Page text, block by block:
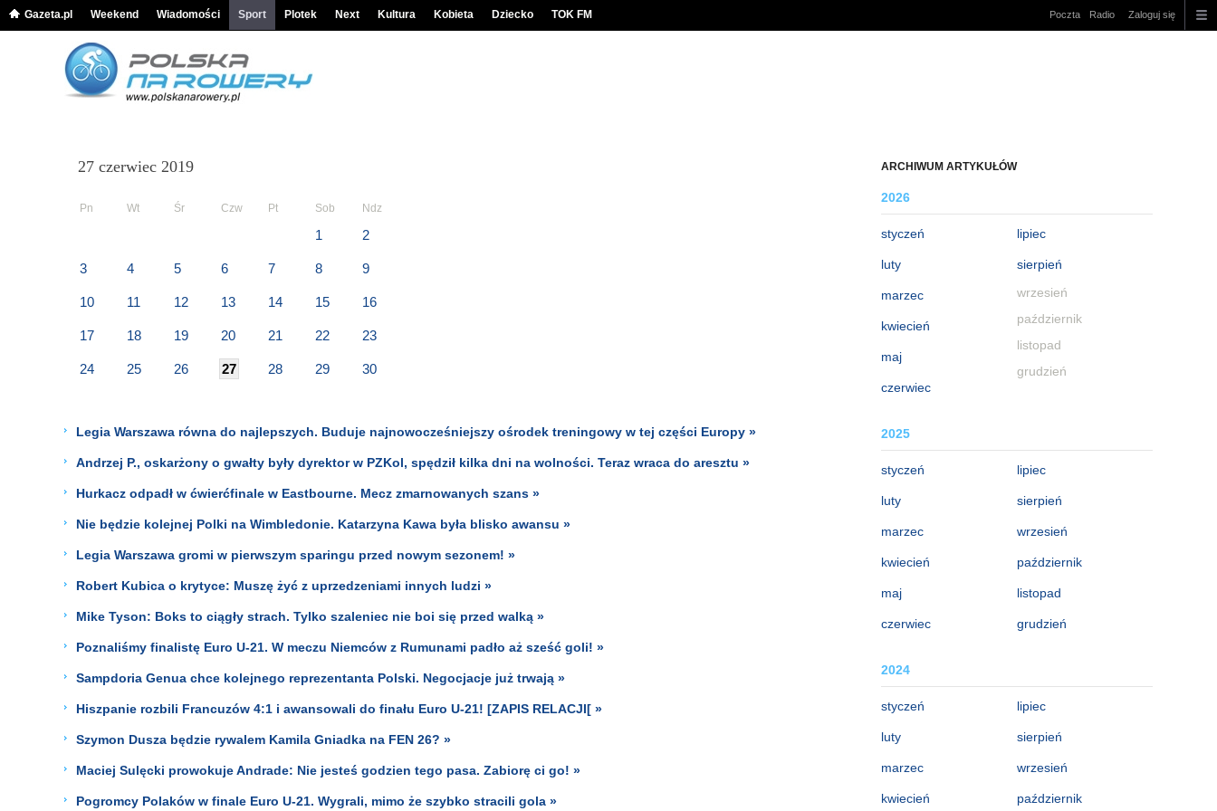
Gazeta.pl Weekend Wiadomości Sport Plotek Next Kultura Kobieta Dziecko TOK FM Poczta Radio Zaloguj się
ARCHIWUM ARTYKUŁÓW
2026
styczeń
luty
marzec
kwiecień
maj
czerwiec
lipiec
sierpień
wrzesień
październik
listopad
grudzień
2025
styczeń
luty
marzec
kwiecień
maj
czerwiec
lipiec
sierpień
wrzesień
październik
listopad
grudzień
2024
styczeń
luty
marzec
kwiecień
lipiec
sierpień
wrzesień
październik
27 czerwiec 2019
Pn Wt Śr Czw Pt Sob Ndz
1 2
3 4 5 6 7 8 9
10 11 12 13 14 15 16
17 18 19 20 21 22 23
24 25 26 27 28 29 30
Legia Warszawa równa do najlepszych. Buduje najnowocześniejszy ośrodek treningowy w tej części Europy »
Andrzej P., oskarżony o gwałty były dyrektor w PZKol, spędził kilka dni na wolności. Teraz wraca do aresztu »
Hurkacz odpadł w ćwierćfinale w Eastbourne. Mecz zmarnowanych szans »
Nie będzie kolejnej Polki na Wimbledonie. Katarzyna Kawa była blisko awansu »
Legia Warszawa gromi w pierwszym sparingu przed nowym sezonem! »
Robert Kubica o krytyce: Muszę żyć z uprzedzeniami innych ludzi »
Mike Tyson: Boks to ciągły strach. Tylko szaleniec nie boi się przed walką »
Poznaliśmy finalistę Euro U-21. W meczu Niemców z Rumunami padło aż sześć goli! »
Sampdoria Genua chce kolejnego reprezentanta Polski. Negocjacje już trwają »
Hiszpanie rozbili Francuzów 4:1 i awansowali do finału Euro U-21! [ZAPIS RELACJI[ »
Szymon Dusza będzie rywalem Kamila Gniadka na FEN 26? »
Maciej Sulęcki prowokuje Andrade: Nie jesteś godzien tego pasa. Zabiorę ci go! »
Pogromcy Polaków w finale Euro U-21. Wygrali, mimo że szybko stracili gola »